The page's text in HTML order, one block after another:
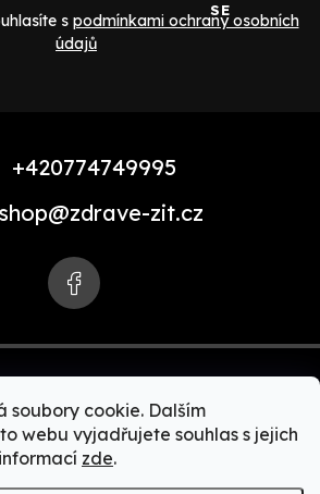
soubory cookie. Dalším
webu vyjadřujete souhlas s jejich
zde.
s podmínkami ochrany osobních
údajů
SE
+420774749995
@zdrave-zit.cz
Zdravě-žít.cz | Akční nabídky Zepter